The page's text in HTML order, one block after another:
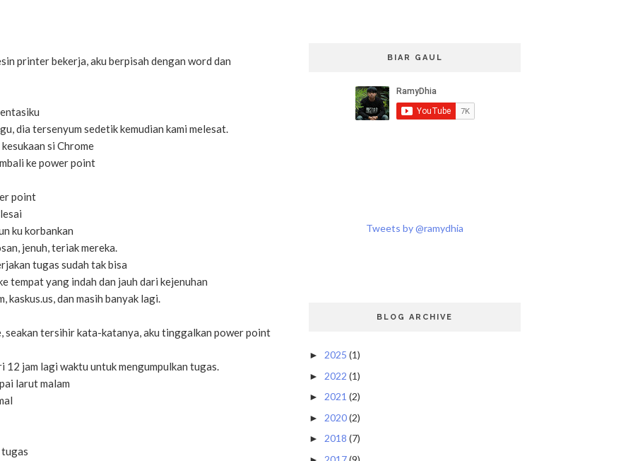
printer bekerja, aku berpisah dengan word dan
dia tersenyum sedetik kemudian kami melesat.
si Chrome
ke power point
point
ku korbankan
jenuh, teriak mereka.
tugas sudah tak bisa
tempat yang indah dan jauh dari kejenuhan
dan masih banyak lagi.
seakan tersihir kata-katanya, aku tinggalkan power point
jam lagi waktu untuk mengumpulkan tugas.
larut malam
tugas
BIAR GAUL
Tweets by @ramydhia
BLOG ARCHIVE
► 2025 (1)
► 2022 (1)
► 2021 (2)
► 2020(2)
► 2018 (7)